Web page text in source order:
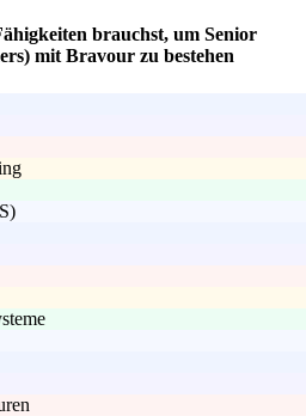
brauchst, um Senior
mit Bravour zu bestehen